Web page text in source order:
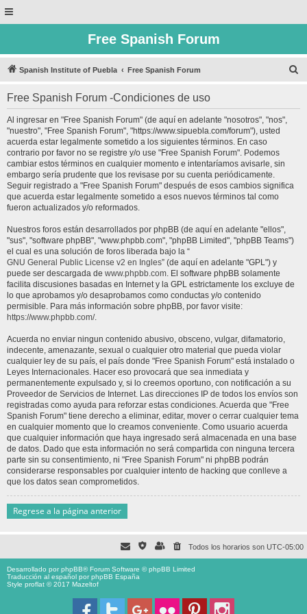
Free Spanish Forum
Spanish Institute of Puebla Free Spanish Forum
Free Spanish Forum -Condiciones de uso
Al ingresar en "Free Spanish Forum" (de aquí en adelante "nosotros", "nos",
"nuestro", "Free Spanish Forum", "https://www.sipuebla.com/forum"), usted
acuerda estar legalmente sometido a los siguientes términos. En caso
contrario por favor no se registre y/o use "Free Spanish Forum". Podemos
cambiar estos términos en cualquier momento e intentaríamos avisarle, sin
embargo sería prudente que los revisase por su cuenta periódicamente.
Seguir registrado a "Free Spanish Forum" después de esos cambios significa
que acuerda estar legalmente sometido a esos nuevos términos tal como
fueron actualizados y/o reformados.
Nuestros foros están desarrollados por phpBB (de aquí en adelante "ellos",
"sus", "software phpBB", "www.phpbb.com", "phpBB Limited", "phpBB Teams")
el cual es una solución de foros liberada bajo la “
GNU General Public License v2 en Ingles” (de aquí en adelante "GPL") y
puede ser descargada de www.phpbb.com. El software phpBB solamente
facilita discusiones basadas en Internet y la GPL estrictamente los excluye de
lo que aprobamos y/o desaprobamos como conductas y/o contenido
permisible. Para más información sobre phpBB, por favor visite:
https://www.phpbb.com/.
Acuerda no enviar ningun contenido abusivo, obsceno, vulgar, difamatorio,
indecente, amenazante, sexual o cualquier otro material que pueda violar
cualquier ley de su país, el país donde "Free Spanish Forum" está instalado o
Leyes Internacionales. Hacer eso provocará que sea inmediata y
permanentemente expulsado y, si lo creemos oportuno, con notificación a su
Proveedor de Servicios de Internet. Las direcciones IP de todos los envíos son
registradas como ayuda para reforzar estas condiciones. Acuerda que "Free
Spanish Forum" tiene derecho a eliminar, editar, mover o cerrar cualquier tema
en cualquier momento que lo creamos conveniente. Como usuario acuerda
que cualquier información que haya ingresado será almacenada en una base
de datos. Dado que esta información no será compartida con ninguna tercera
parte sin su consentimiento, ni "Free Spanish Forum" ni phpBB podrán
considerarse responsables por cualquier intento de hacking que conlleve a
que los datos sean comprometidos.
Regrese a la página anterior
Todos los horarios son UTC-05:00
Desarrollado porphpBB® Forum Software © phpBB Limited
Traducción al español porphpBB España
Style proflat © 2017 Mazeltof